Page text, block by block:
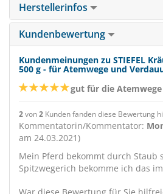
Herstellerinfos
Kundenbewertung
Kundenmeinungen zu STIEFEL
500 g - für Atemwege und
gut für die Atemwege
2von2 Kunden fanden diese Bewertung
Kommentatorin/Kommentator:
am 24.03.2021)
Mein Pferd bekommt durch Staub
Spitzwegerich bekomme ich das